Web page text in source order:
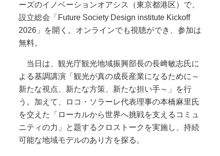
ーズのイノベーションオアシス（東京都港区）で、
設立総会「Future Society Design institute Kickoff
2026」を開く。オンラインでも視聴ができ、参加は
無料。
当日は、観光庁観光地域振興部長の長﨑敏志氏に
よる基調講演「観光が真の成長産業になるために～
新たな視点、新たな方策、新たな担い手～」を行
う。加えて、ロコ・ソラーレ代表理事の本橋麻里氏
を交えた「ローカルから世界へ挑戦を支えるコミュ
ニティの力」と題するクロストークを実施し、持続
可能な地域モデルのあり方を探る。